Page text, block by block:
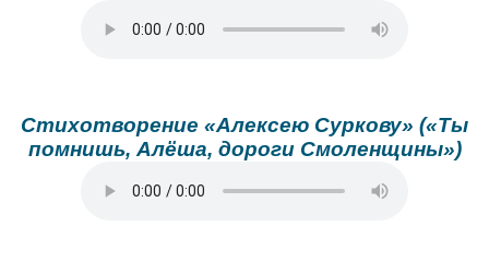
Стихотворение «Алексею Суркову» («Ты
помнишь, Алёша, дороги Смоленщины»)